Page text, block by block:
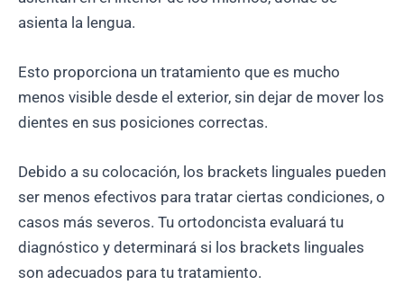
asienta la lengua.
Esto proporciona un tratamiento que es mucho
menos visible desde el exterior, sin dejar de mover los
dientes en sus posiciones correctas.
Debido a su colocación, los brackets linguales pueden
ser menos efectivos para tratar ciertas condiciones, o
casos más severos. Tu ortodoncista evaluará tu
diagnóstico y determinará si los brackets linguales
son adecuados para tu tratamiento.